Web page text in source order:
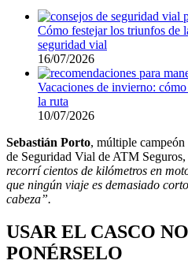
Cómo festejar los triunfos de
seguridad vial
16/07/2026
Vacaciones de invierno:
la ruta
10/07/2026
Sebastián Porto, múltiple
de Seguridad Vial de ATM
recorrí cientos de kilómetros en
que ningún viaje es demasiado
cabeza”.
USAR EL CASCO
PONÉRSELO